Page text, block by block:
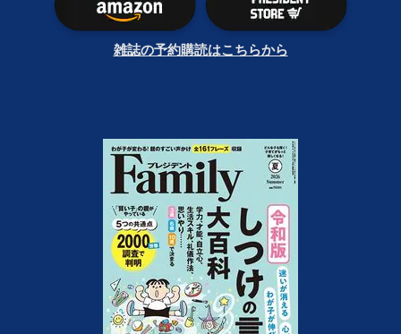
雑誌の予約購読はこちらから